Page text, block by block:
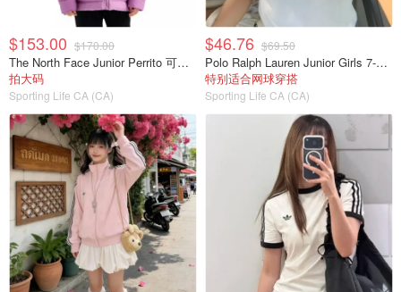
$153.00 $170.00
The North Face Junior Perrito 可翻转连帽夹克
拍大码
Sporting Life CA (CA)
$46.76 $69.50
Polo Ralph Lauren Junior Girls 7-16 无袖弹力网眼POLO衫
特别适合网球穿搭
Sporting Life CA (CA)